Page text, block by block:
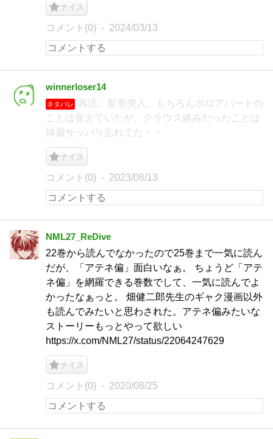
ナイス
コメント(0) 2024/03/13
winnerloser14
ネタバレ
再読。新章突入。もちろんボロアパートの
ことは覚えていたが、クラウス絡みだったことは
綺麗サッパリ忘れてた・・
ナイス
コメント(0) 2023/08/13
NML27_ReDive
22巻から読んでなかったので25巻まで一気に読ん
だが、「アテネ偏」面白いなぁ。 ちょうど「アテ
ネ偏」を網羅できる巻数でして、一気に読んでよ
かったなぁっと。 畑健二郎先生のギャク漫画以外
も読んでみたいと思わされた。アテネ偏みたいな
ストーリーもっとやって欲しい
https://x.com/NML27/status/22064247629
ナイス
コメント(0) 2020/08/25